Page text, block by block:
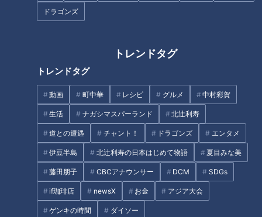
ドラゴンズ
トレンドタグ
トレンドタグ
動画 町中華 レシピ グルメ 中村彩賀
生活 ナガシマスパーランド 北辻利寿
道との遭遇 チャント！ ドラゴンズ エンタメ
伊豆半島 北辻利寿の日本はじめて物語 夏目みな美
藤田朋子 CBCアナウンサー DCM SDGs
if珈琲店 newsX お金 アジア大会
ゲンキの時間 ダイソー
どん負の連鎖に陥ってしまいがちなため、そのような思考を手
放すべきとのこと。
悩んでいてもその内容は8割ぐらいは起こらず、起こったとし
ても、さらにその8割ぐらいは解決できるため、結局96％ほど
は心配しなくても良いと考えた方が良いそうです。
後悔は悪いことばかりではない
また、私たちはつい後悔しがちですが、堀田先生によれば「後
悔そのものは悪くないが、後悔には種類がある」とのこと。
後悔を学びに変えることができれば人生にとって最大の味方に
なることもあります。